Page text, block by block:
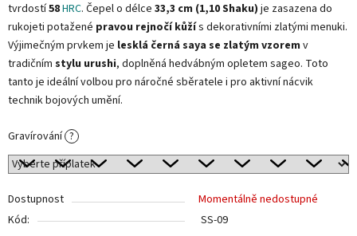
tvrdostí58HRC. Čepel o délce 33,3 cm (1,10 Shaku) je zasazena do
rukojeti potažené pravou rejnočí kůžís dekorativními zlatými menuki.
Výjimečným prvkem je lesklá černá saya se zlatým vzorem v
tradičním stylu urushi, doplněná hedvábným opletem sageo. Toto
tanto je ideální volbou pro náročné sběratele i pro aktivní nácvik
technik bojových umění.
Gravírování ?
Dostupnost
Momentálně nedostupné
Kód:
SS-09